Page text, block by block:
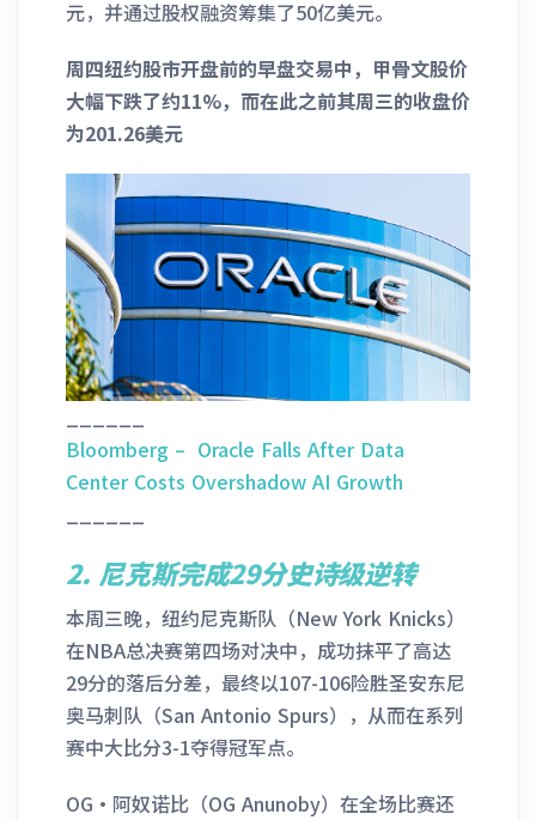
元，并通过股权融资筹集了50亿美元。
周四纽约股市开盘前的早盘交易中，甲骨文股价
大幅下跌了约11%，而在此之前其周三的收盘价
为201.26美元
Bloomberg – Oracle Falls After Data
Center Costs Overshadow AI Growth
2. 尼克斯完成29分史诗级逆转
本周三晚，纽约尼克斯队（New York Knicks）
在NBA总决赛第四场对决中，成功抹平了高达
29分的落后分差，最终以107-106险胜圣安东尼
奥马刺队（San Antonio Spurs），从而在系列
赛中大比分3-1夺得冠军点。
OG·阿奴诺比（OG Anunoby）在全场比赛还